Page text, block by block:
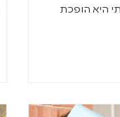
היא הופכת